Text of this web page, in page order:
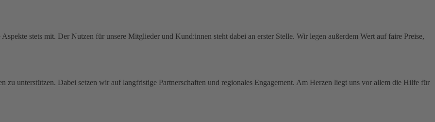
stets mit. Der Nutzen für unsere Mitglieder und Kund:innen steht dabei an erster Stelle. Wir legen außerdem Wert auf faire Preise,
zu unterstützen. Dabei setzen wir auf langfristige Partnerschaften und regionales Engagement. Am Herzen liegt uns vor allem die Hilfe für